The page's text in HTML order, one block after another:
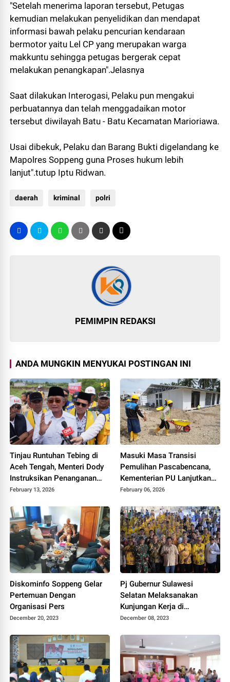
"Setelah menerima laporan tersebut, Petugas
kemudian melakukan penyelidikan dan mendapat
informasi bawah pelaku pencurian kendaraan
bermotor yaitu Lel CP yang merupakan warga
makkuntu sehingga petugas bergerak cepat
melakukan penangkapan".Jelasnya
Saat dilakukan Interogasi, Pelaku pun mengakui
perbuatannya dan telah menggadaikan motor
tersebut diwilayah Batu - Batu Kecamatan Marioriawa.
Usai dibekuk, Pelaku dan Barang Bukti digelandang ke
Mapolres Soppeng guna Proses hukum lebih
lanjut".tutup Iptu Ridwan.
daerah kriminal polri
PEMIMPIN REDAKSI
ANDA MUNGKIN MENYUKAI POSTINGAN INI
Tinjau Runtuhan Tebing di
Aceh Tengah, Menteri Dody
Instruksikan Penanganan
Komprehensif Sesuai Arahan
February 13, 2026
Masuki Masa Transisi
Pemulihan Pascabencana,
Kementerian PU Lanjutkan
Program Rehabilitasi
Provinsi Aceh
February 06, 2026
Diskominfo Soppeng Gelar
Pertemuan Dengan
Organisasi Pers
December 20, 2023
Pj Gubernur Sulawesi
Selatan Melaksanakan
Kunjungan Kerja di
Kab.Soppeng
December 08, 2023